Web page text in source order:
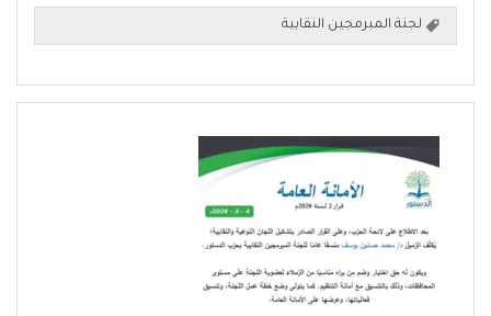
لجنة المبرمجين النقابية